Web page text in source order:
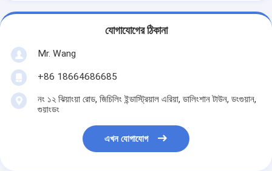
যোগাযোগের ঠিকানা
Mr. Wang
+86 18664686685
নং ১২ ঝিয়াংয়া রোড, জিচিলিং ইন্ডাস্ট্রিয়াল এরিয়া, ডালিংশান টাউন, ডংগুয়ান,
গুয়াংডং
এখন যোগাযোগ